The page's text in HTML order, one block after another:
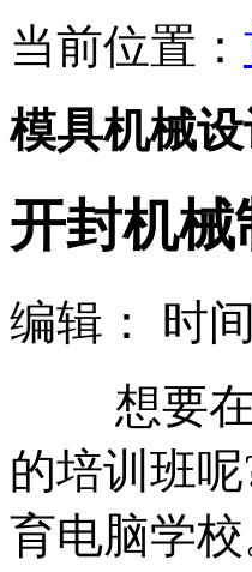
当前位置：
模具机械
开封机
编辑：
时
想要在开
的培训班
育电脑学